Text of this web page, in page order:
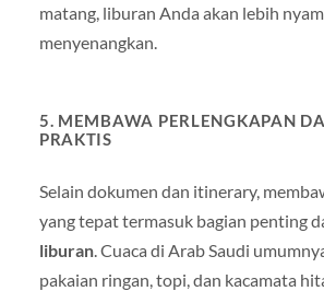
matang, liburan Anda akan lebih
menyenangkan.
5. MEMBAWA PERLENGKAPAN
PRAKTIS
Selain dokumen dan itinerary,
yang tepat termasuk bagian penting
liburan. Cuaca di Arab Saudi
pakaian ringan, topi, dan kacamata